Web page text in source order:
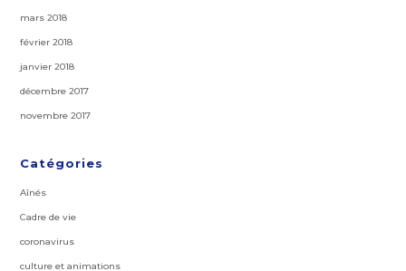
mars 2018
février 2018
janvier 2018
décembre 2017
novembre 2017
Catégories
Aînés
Cadre de vie
coronavirus
culture et animations